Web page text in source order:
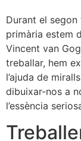
Durant el
primària estem
Vincent van
treballar, hem
l’ajuda de
dibuixar-nos a
l’essència